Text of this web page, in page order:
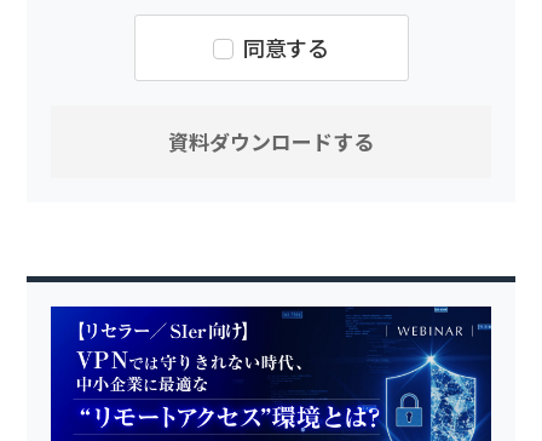
同意する